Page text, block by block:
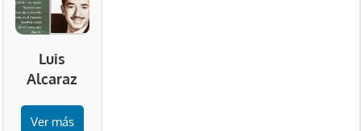
Luis
Alcaraz
Ver más